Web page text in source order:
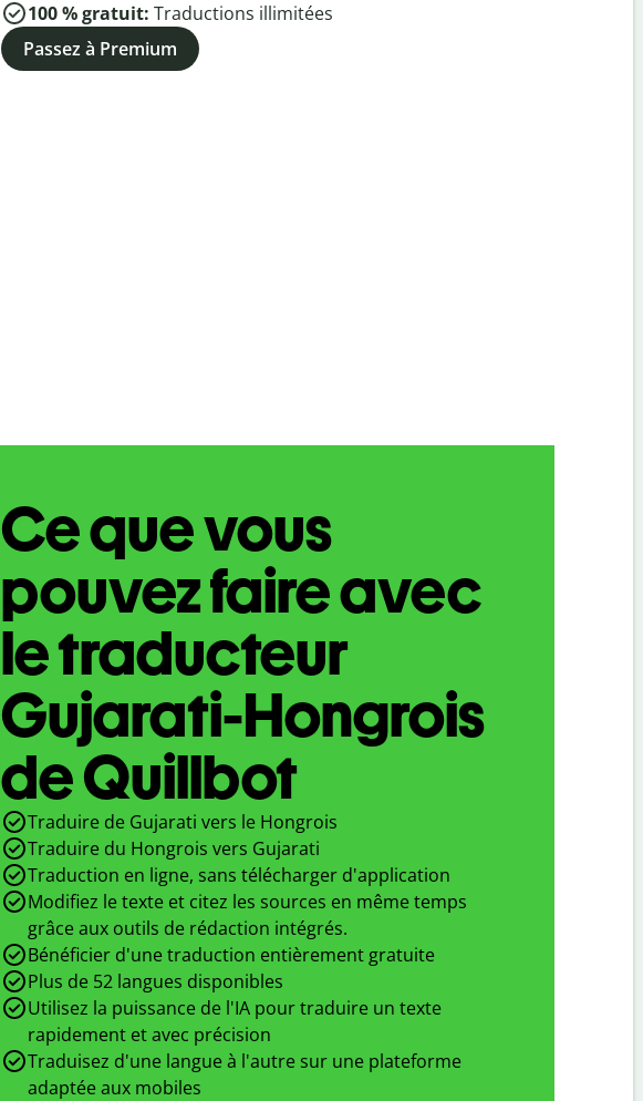
100 % gratuit: Traductions illimitées
Passez à Premium
Ce que vous
pouvez faire avec
le traducteur
Gujarati-Hongrois
de Quillbot
Traduire de Gujarati vers le Hongrois
Traduire du Hongrois vers Gujarati
Traduction en ligne, sans télécharger d'application
Modifiez le texte et citez les sources en même temps
grâce aux outils de rédaction intégrés.
Bénéficier d'une traduction entièrement gratuite
Plus de 52 langues disponibles
Utilisez la puissance de l'IA pour traduire un texte
rapidement et avec précision
Traduisez d'une langue à l'autre sur une plateforme
adaptée aux mobiles